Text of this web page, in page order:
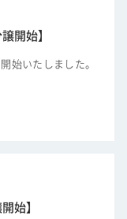
開始】
始いたしました。
始】